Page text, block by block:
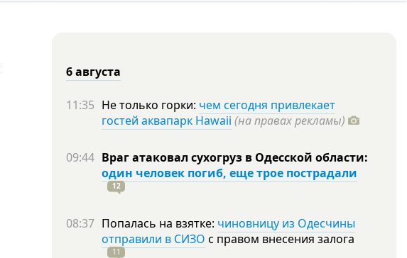
6 августа
11:35 Не только горки: чем сегодня привлекает
гостей аквапарк Hawaii (на правах рекламы)
09:44 Враг атаковал сухогруз в Одесской области:
один человек погиб, еще трое пострадали
12
08:37 Попалась на взятке: чиновницу из Одесчины
отправили в СИЗО с правом внесения залога
11